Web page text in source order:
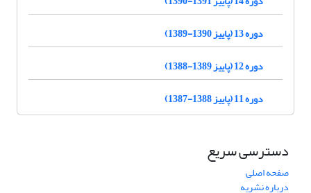
دوره 13 (پاییز 1390-1389)
دوره 12 (پاییز 1389-1388)
دوره 11 (پاییز 1388-1387)
دسترسی سریع
صفحه اصلی
درباره نشریه